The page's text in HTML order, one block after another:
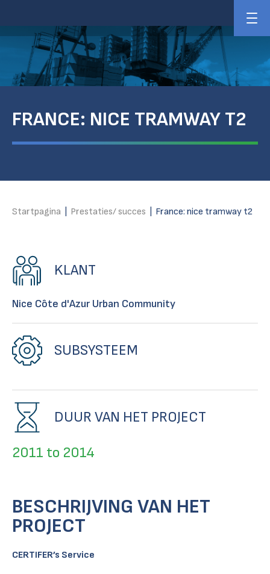
FRANCE: NICE TRAMWAY T2
Startpagina Prestaties/ succes France: nice tramway t2
KLANT
Nice Côte d'Azur Urban Community
SUBSYSTEEM
DUUR VAN HET PROJECT
2011 to 2014
BESCHRIJVING VAN HET
PROJECT
CERTIFER’s Service